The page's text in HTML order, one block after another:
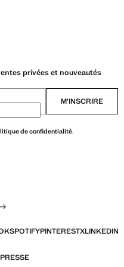
privées et nouveautés
M’INSCRIRE
de confidentialité.
SPOTIFYPINTERESTXLINKEDIN
PRESSE